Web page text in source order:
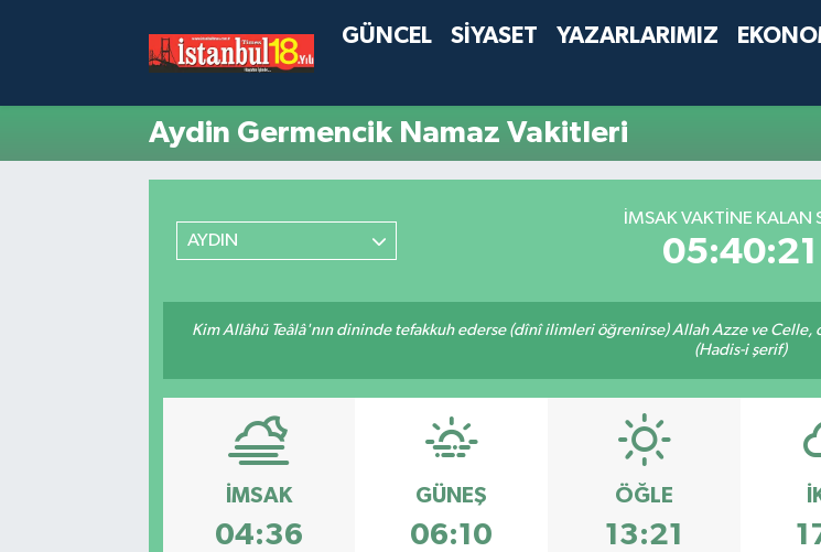
GÜNCEL SİYASET YAZARLARIMIZ
Aydin Germencik Namaz Vakitleri
AYDIN
İMSAK VAKTINE KALAN
05:40:21
Kim Allâhü Teâlâ'nın dininde tefakkuh ederse (dînî ilimleri öğrenirse) Allah Azze ve Celle,
(Hadis-i şerif)
İMSAK
04:36
GÜNEŞ
06:10
ÖĞLE
13:21